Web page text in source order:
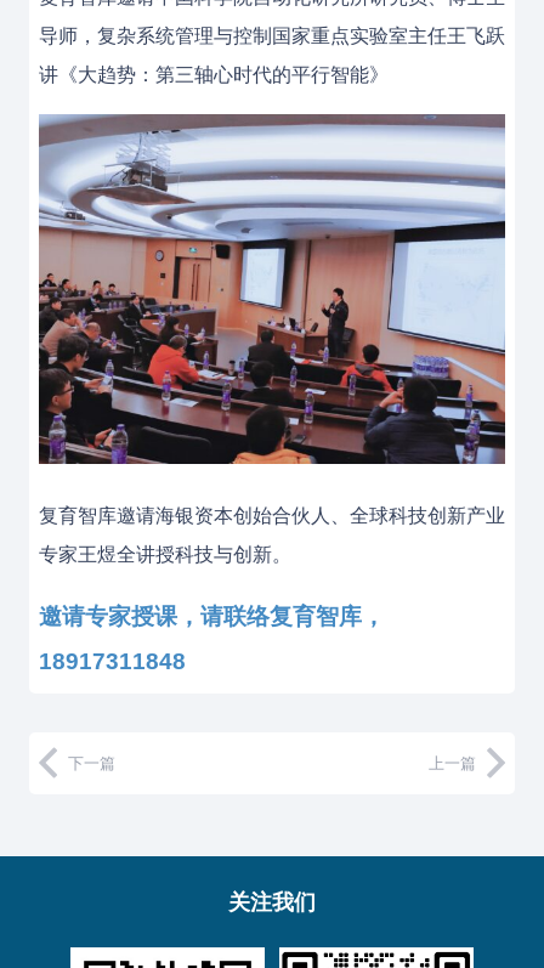
导师，复杂系统管理与控制国家重点实验室主任王飞跃
讲《大趋势：第三轴心时代的平行智能》
复育智库邀请海银资本创始合伙人、全球科技创新产业
专家王煜全讲授科技与创新。
邀请专家授课，请联络复育智库，
18917311848
下一篇 上一篇
关注我们